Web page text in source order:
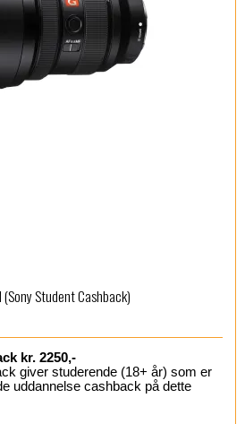
Student Cashback)
kr. 2250,-
giver studerende (18+ år) som er
uddannelse cashback på dette